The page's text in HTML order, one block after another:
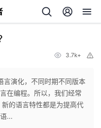
3.7k+
言演化，不同时期不同版本
在编程。所以，我们经常
的语言特性都是为提高代
...